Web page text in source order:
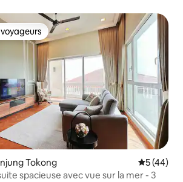
parmi les plus aimés
Tokong Note
5 (44)
spacieuse avec vue sur la mer - 3